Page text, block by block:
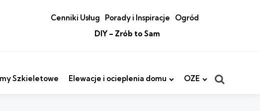
Cenniki Usług Porady i Inspiracje
Ogród
DIY – Zrób to Sam
Szkieletowe Elewacje i ocieplenia domu OZE